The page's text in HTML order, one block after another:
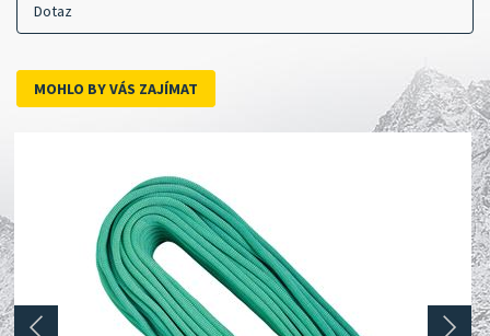
Dotaz
MOHLO BY VÁS ZAJÍMAT